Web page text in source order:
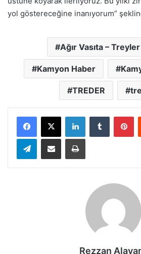
yol göstereceğine inanıyorum”
Ağır Vasıta –
Kamyon Haber
TREDER
LinkedInTumblr
TelegramE-Posta ile paylaş Yazdır
Rezzan